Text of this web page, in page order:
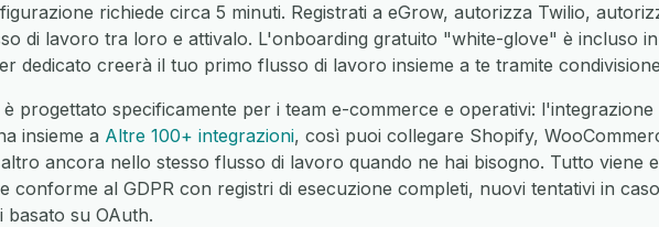
richiede circa 5 minuti. Registrati a eGrow, autorizza Twilio,
di lavoro tra loro e attivalo. L'onboarding gratuito "white-glove" è incluso
dedicato creerà il tuo primo flusso di lavoro insieme a te tramite
progettato specificamente per i team e-commerce e operativi:
insieme a Altre 100+ integrazioni, così puoi collegare Shopify,
ancora nello stesso flusso di lavoro quando ne hai bisogno. Tutto viene
conforme al GDPR con registri di esecuzione completi, nuovi tentativi in
basato su OAuth.